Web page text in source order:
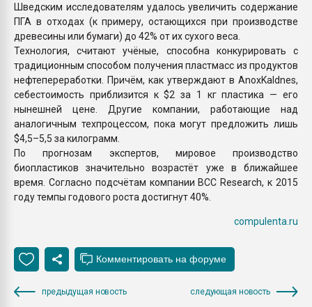
Шведским исследователям удалось увеличить содержание
ПГА в отходах (к примеру, остающихся при производстве
древесины или бумаги) до 42% от их сухого веса.
Технология, считают учёные, способна конкурировать с
традиционным способом получения пластмасс из продуктов
нефтепереработки. Причём, как утверждают в AnoxKaldnes,
себестоимость приблизится к $2 за 1 кг пластика — его
нынешней цене. Другие компании, работающие над
аналогичным техпроцессом, пока могут предложить лишь
$4,5–5,5 за килограмм.
По прогнозам экспертов, мировое производство
биопластиков значительно возрастёт уже в ближайшее
время. Согласно подсчётам компании BCC Research, к 2015
году темпы годового роста достигнут 40%.
compulenta.ru
предыдущая новость следующая новость